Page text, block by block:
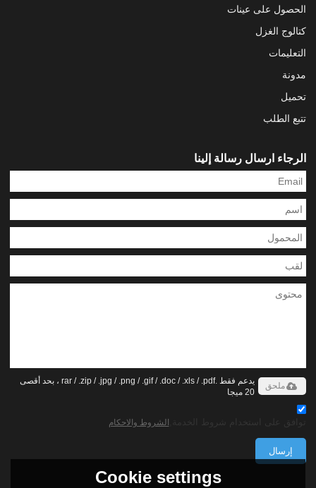
الحصول على عينات
كتالوج الغزل
التعليمات
مدونة
تحميل
تتبع الطلب
الرجاء ارسال رسالة إلينا
يدعم فقط .rar / .zip / .jpg / .png / .gif / .doc / .xls / .pdf ، بحد أقصى
20 ميجا
ملحق
الشروط والاحكام
إرسال
Cookie settings